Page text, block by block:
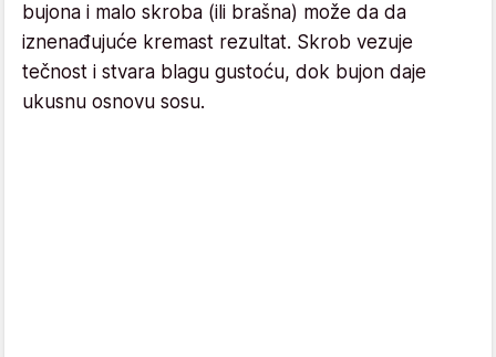
bujona i malo skroba (ili brašna) može da da
iznenađujuće kremast rezultat. Skrob vezuje
tečnost i stvara blagu gustoću, dok bujon daje
ukusnu osnovu sosu.